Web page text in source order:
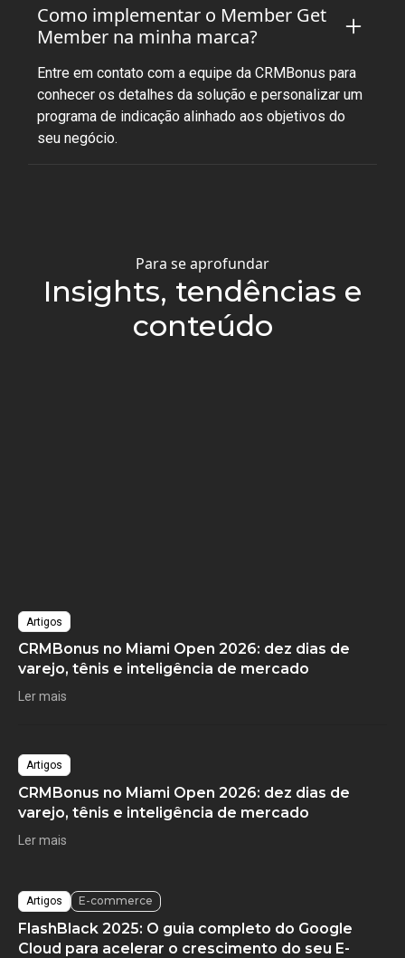
Como implementar o Member Get
Member na minha marca?
Entre em contato com a equipe da CRMBonus para
conhecer os detalhes da solução e personalizar um
programa de indicação alinhado aos objetivos do
seu negócio.
Para se aprofundar
Insights, tendências e
conteúdo
Artigos
CRMBonus no Miami Open 2026: dez dias de
varejo, tênis e inteligência de mercado
Ler mais
Artigos
CRMBonus no Miami Open 2026: dez dias de
varejo, tênis e inteligência de mercado
Ler mais
Artigos E-commerce
FlashBlack 2025: O guia completo do Google
Cloud para acelerar o crescimento do seu E-